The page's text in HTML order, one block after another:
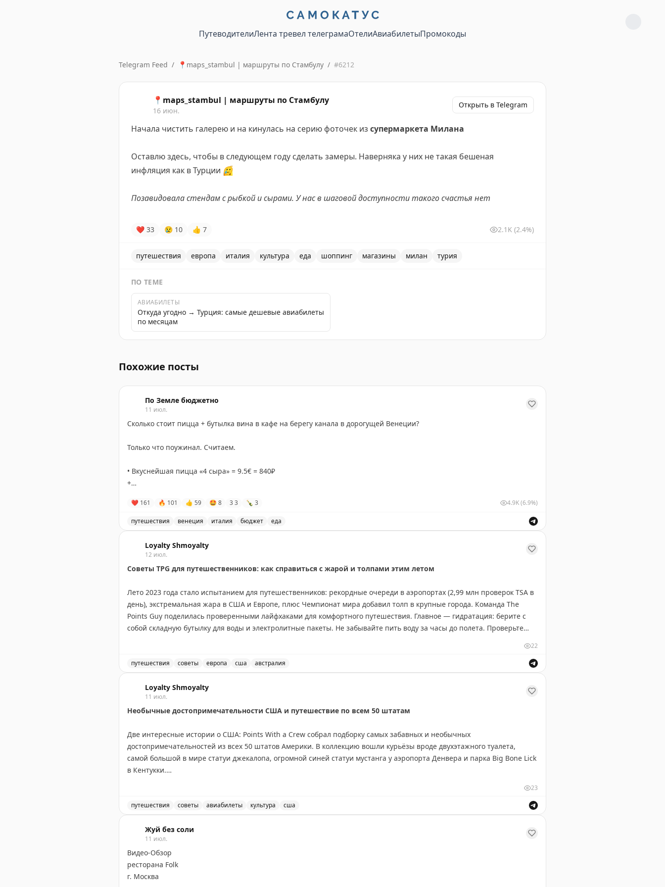
ПутеводителиЛента тревел телеграмаОтелиАвиабилетыПромокоды
Telegram Feed / 📍maps_stambul | маршруты по Стамбулу / #6212
📍maps_stambul | маршруты по Стамбулу
16 июн.
Открыть в Telegram
Начала чистить галерею и на кинулась на серию фоточек из супермаркета Милана
Оставлю здесь, чтобы в следующем году сделать замеры. Наверняка у них не такая бешеная
инфляция как в Турции 🥲
Позавидовала стендам с рыбкой и сырами. У нас в шаговой доступности такого счастья нет
❤ 33 😢 10 👍 7 2.1K (2.4%)
путешествия европа италия культура еда шоппинг магазины милан турия
ПО ТЕМЕ
АВИАБИЛЕТЫ
Откуда угодно → Турция: самые дешевые авиабилеты
по месяцам
Похожие посты
По Земле бюджетно
11 июл.
Сколько стоит пицца + бутылка вина в кафе на берегу канала в дорогущей Венеции?
Только что поужинал. Считаем.
• Вкуснейшая пицца «4 сыра» = 9.5€ = 840₽
+
Итого 1540₽.
Дорогая Венеция, да?
P.S. Сдаю позицию: «
#поиталиибюджетно
❤ 161 🔥 101 👍 59 🤩 8 33 🍾 3 4.9K(6.9%)
путешествия венеция италия бюджет еда
Loyalty Shmoyalty
12 июл.
Советы TPG для путешественников: как справиться с жарой и толпами этим летом
Лето 2023 года стало испытанием для путешественников: рекордные очереди в аэропортах (2,99 млн проверок TSA в
день), экстремальная жара в США и Европе, плюс Чемпионат мира добавил толп в крупные города. Команда The
Points Guy поделилась проверенными лайфхаками для комфортного путешествия. Главное — гидратация: берите с
собой складную бутылку для воды и электролитные пакеты. Не забывайте пить воду за часы до полета. Проверьте
эффективные помощники. Перед бронированием отеля обязательно проверьте наличие кондиционера. И помните:
если жара невыносима, можно улететь в Австралию, где сейчас зима.
Andrew Kunesh
22
путешествия советы европа сша австралия
Loyalty Shmoyalty
11 июл.
Необычные достопримечательности США и путешествие по всем 50 штатам
Две интересные истории о США: Points With a Crew собрал подборку самых забавных и необычных
достопримечательностей из всех 50 штатов Америки. В коллекцию вошли курьёзы вроде двухэтажного туалета,
самой большой в мире статуи джекалопа, огромной синей статуи мустанга у аэропорта Денвера и парка Big Bone Lick
в Кентукки.
штатов США за 35 лет. Его путешествие началось с Гавайев и завершилось на Аляске. Помимо штатов, он побывал в
Вашингтоне, Гуаме, Пуэрто-Рико и на Виргинских островах. Среди его трёх любимых штатов — Мэн с его живописным
побережьем и отличным кофе.
Эти истории показывают, что США полны как забавных туристических аттракционов, так и возможностей для
серьёзных путешественников, готовых исследовать страну в течение многих лет.
23
путешествия советы авиабилеты культура сша
Жуй без соли
11 июл.
Видео-Обзор
ресторана Folk
г. Москва